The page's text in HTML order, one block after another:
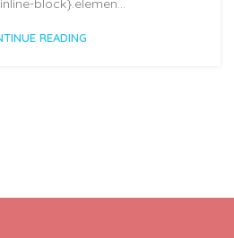
block}.elemen...
READING